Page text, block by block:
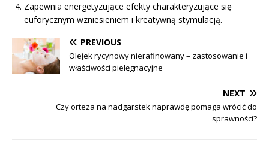
Zapewnia energetyzujące efekty charakteryzujące się
euforycznym wzniesieniem i kreatywną stymulacją.
PREVIOUS
Olejek rycynowy nierafinowany – zastosowanie i
właściwości pielęgnacyjne
NEXT
Czy orteza na nadgarstek naprawdę pomaga wrócić do
sprawności?